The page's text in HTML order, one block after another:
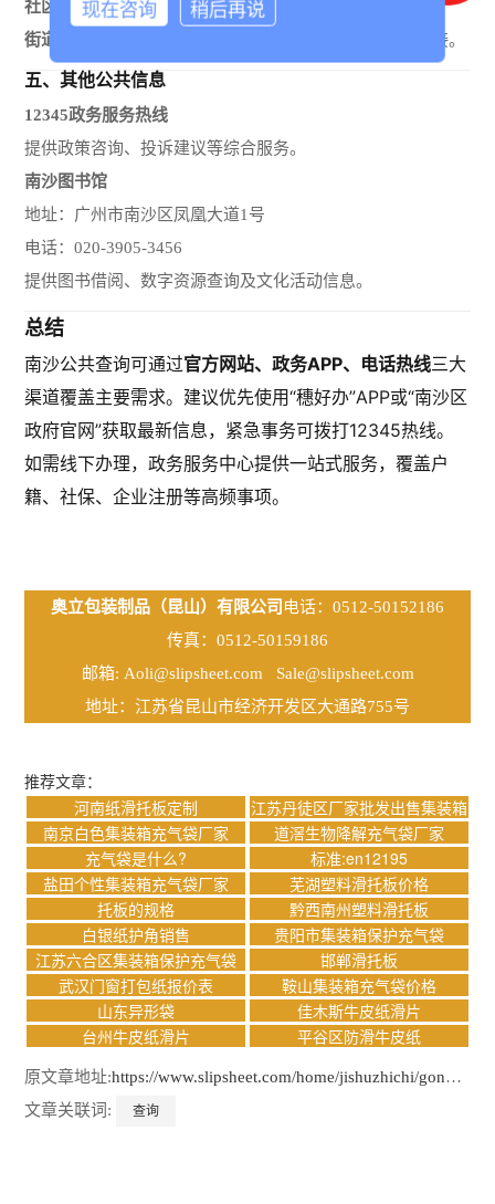
社区服务
街道办查询
：通过“南沙区政府官网”或拨打12345热线转接。
五、其他公共信息
12345政务服务热线
提供政策咨询、投诉建议等综合服务。
南沙图书馆
地址：广州市南沙区凤凰大道1号
电话：020-3905-3456
提供图书借阅、数字资源查询及文化活动信息。
总结
南沙公共查询可通过官方网站、政务APP、电话热线三大
渠道覆盖主要需求。建议优先使用“穗好办”APP或“南沙区
政府官网”获取最新信息，紧急事务可拨打12345热线。
如需线下办理，政务服务中心提供一站式服务，覆盖户
籍、社保、企业注册等高频事项。
奥立包装制品（昆山）有限公司 电话：0512-50152186
传真：0512-50159186
邮箱: Aoli@slipsheet.com
Sale@slipsheet.com
地址：江苏省昆山市经济开发区大通路755号
推荐文章：
河南纸滑托板定制
江苏丹徒区厂家批发出售集装箱
充气袋
南京白色集装箱充气袋厂家
道滘生物降解充气袋厂家
充气袋是什么?
标准:en12195
盐田个性集装箱充气袋厂家
芜湖塑料滑托板价格
托板的规格
黔西南州塑料滑托板
白银纸护角销售
贵阳市集装箱保护充气袋
江苏六合区集装箱保护充气袋
邯郸滑托板
武汉门窗打包纸报价表
鞍山集装箱充气袋价格
山东异形袋
佳木斯牛皮纸滑片
台州牛皮纸滑片
平谷区防滑牛皮纸
原文章地址:https://www.slipsheet.com/home/jishuzhichi/gongsidongtai/10307.html
文章关联词:
查询
现在咨询 稍后再说